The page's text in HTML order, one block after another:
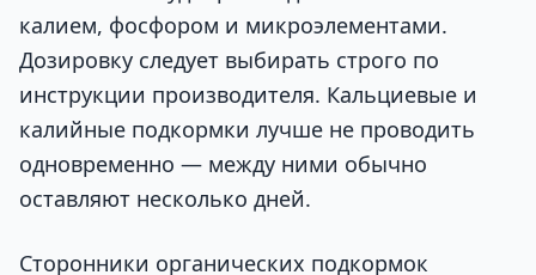
калием, фосфором и микроэлементами.
Дозировку следует выбирать строго по
инструкции производителя. Кальциевые и
калийные подкормки лучше не проводить
одновременно — между ними обычно
оставляют несколько дней.
Сторонники органических подкормок